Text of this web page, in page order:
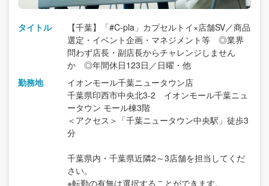
タイトル
【千葉】「#C-pla」カプセルトイ×店舗SV／商品
選定・イベント企画・マネジメント等 ◎業界
問わず店長・副店長からチャレンジしません
か ◎年間休日123日／日曜・他
勤務地
イオンモール千葉ニュータウン店
千葉県印西市中央北3-2 イオンモール千葉ニュ
ータウン モール棟3階
＜アクセス＞「千葉ニュータウン中央駅」徒歩3
分
千葉県内・千葉県近隣2～3店舗を担当してくだ
さい。
※転勤の有無は選択することができます。